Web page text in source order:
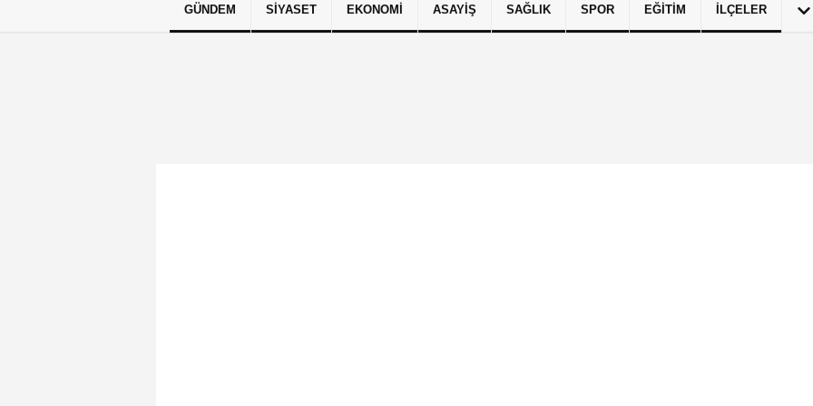
Künye İletişim Çerez Politikası Gizlilik İlkeleri
GÜNDEM SIYASET EKONOMI ASAYIŞ SAĞLIK SPOR EĞITIM İLÇELER